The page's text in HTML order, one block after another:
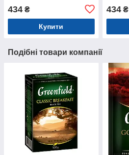
434 ₴
Купити
434₴
Подібні товари компанії